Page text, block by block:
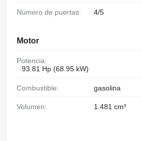
Número de puertas: 4/5
Motor
Potencia:
93.81 Hp (68.95 kW)
Combustible: gasolina
Volumen: 1.481 cm³